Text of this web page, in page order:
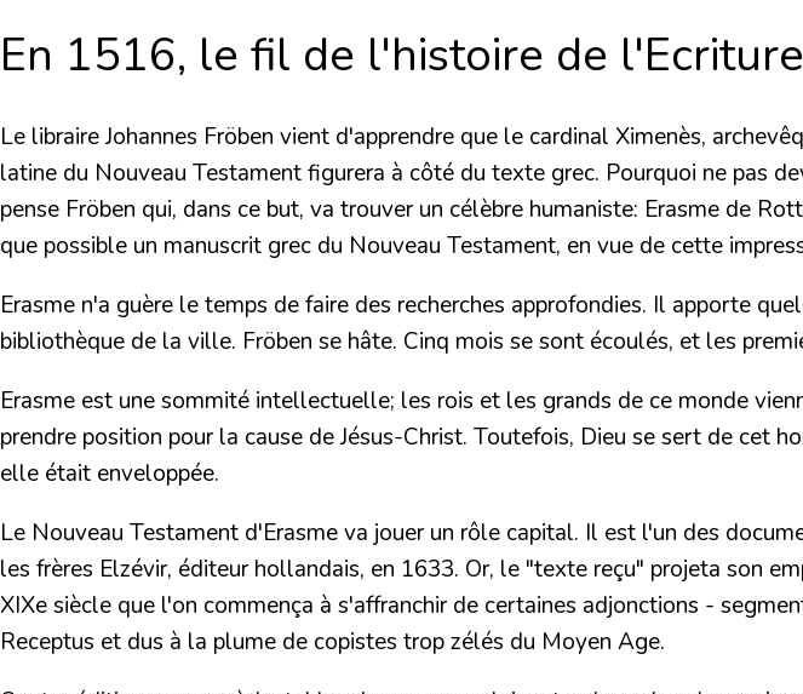
En 1516, le fil de l'histoire de
Le libraire Johannes Fröben vient d'apprendre que le cardinal Ximenès,
latine du Nouveau Testament figurera à côté du texte grec. Pourquoi ne pas
pense Fröben qui, dans ce but, va trouver un célèbre humaniste: Erasme de
que possible un manuscrit grec du Nouveau Testament, en vue de cette
Erasme n'a guère le temps de faire des recherches approfondies. Il apporte
bibliothèque de la ville. Fröben se hâte. Cinq mois se sont écoulés, et les
Erasme est une sommité intellectuelle; les rois et les grands de ce monde
prendre position pour la cause de Jésus-Christ. Toutefois, Dieu se sert de cet
elle était enveloppée.
Le Nouveau Testament d'Erasme va jouer un rôle capital. Il est l'un des
les frères Elzévir, éditeur hollandais, en 1633. Or, le "texte reçu" projeta son
XIXe siècle que l'on commença à s'affranchir de certaines adjonctions - s
Receptus et dus à la plume de copistes trop zélés du Moyen Age.